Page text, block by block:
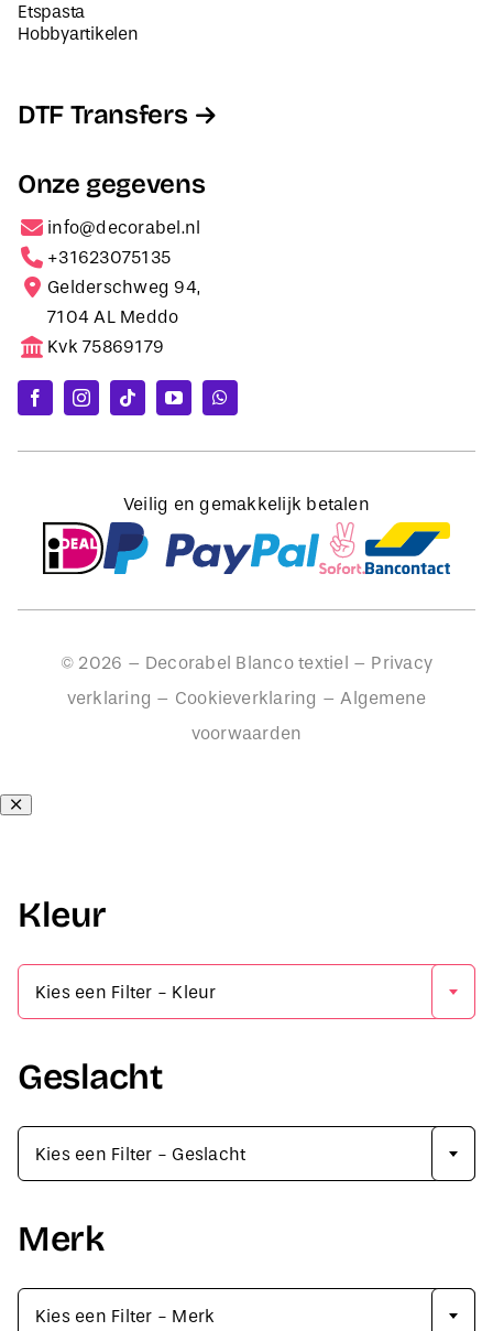
Etspasta
Hobbyartikelen
DTF Transfers
Onze gegevens
info@decorabel.nl
+31623075135
Gelderschweg 94,
7104 AL Meddo
Kvk 75869179
Veilig en gemakkelijk betalen
© 2026 – Decorabel Blanco textiel – Privacy
verklaring – Cookieverklaring –Algemene
voorwaarden
Kleur
Kies een Filter - Kleur
Geslacht
Kies een Filter - Geslacht
Merk
Kies een Filter - Merk